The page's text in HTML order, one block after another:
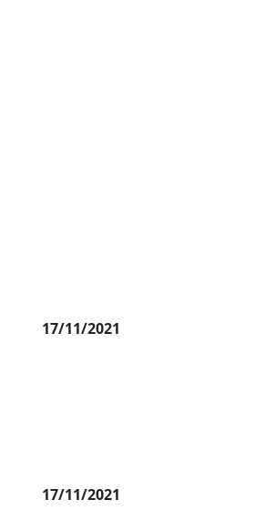
17/11/2021
17/11/2021